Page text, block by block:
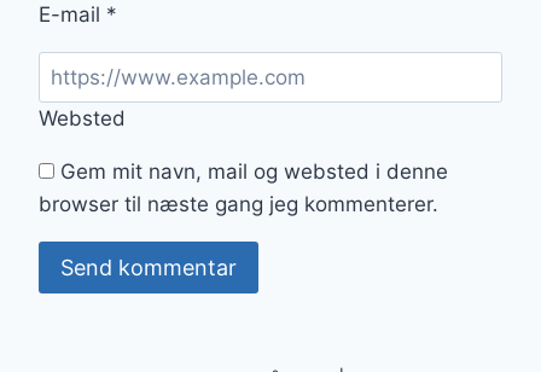
E-mail *
Websted
Gem mit navn, mail og websted i denne
browser til næste gang jeg kommenterer.